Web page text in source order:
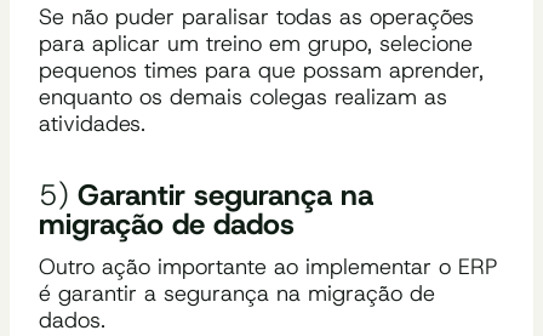
Se não puder paralisar todas as operações
para aplicar um treino em grupo, selecione
pequenos times para que possam aprender,
enquanto os demais colegas realizam as
atividades.
5) Garantir segurança na
migração de dados
Outro ação importante ao implementar o ERP
é garantir a segurança na migração de
dados.